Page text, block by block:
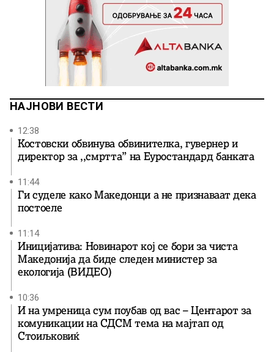
НАЈНОВИ ВЕСТИ
12:38
Костовски обвинува обвинителка, гувернер и
директор за ,,смртта” на Еуростандард банката
11:44
Ги суделе како Македонци а не признаваат дека
постоеле
11:14
Иницијатива: Новинарот кој се бори за чиста
Македонија да биде следен министер за
екологија (ВИДЕО)
10:36
И на умреница сум поубав од вас – Центарот за
комуникации на СДСМ тема на мајтап од
Стоиљковиќ